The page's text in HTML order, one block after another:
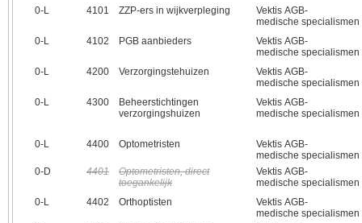
0‑L 4101 ZZP-ers in wijkverpleging
Vektis AGB-
medische specialismen
0‑L
4102 PGB aanbieders
Vektis AGB-
medische specialismen
0‑L
4200 Verzorgingstehuizen
Vektis AGB-
medische specialismen
0‑L
4300
Beheerstichtingen
verzorgingshuizen
Vektis AGB-
medische specialismen
0‑L 4400 Optometristen
Vektis AGB-
medische specialismen
0‑D
4401
Optometristen, direct
toegankelijk
Vektis AGB-
medische specialismen
0‑L
4402 Orthoptisten
Vektis AGB-
medische specialismen